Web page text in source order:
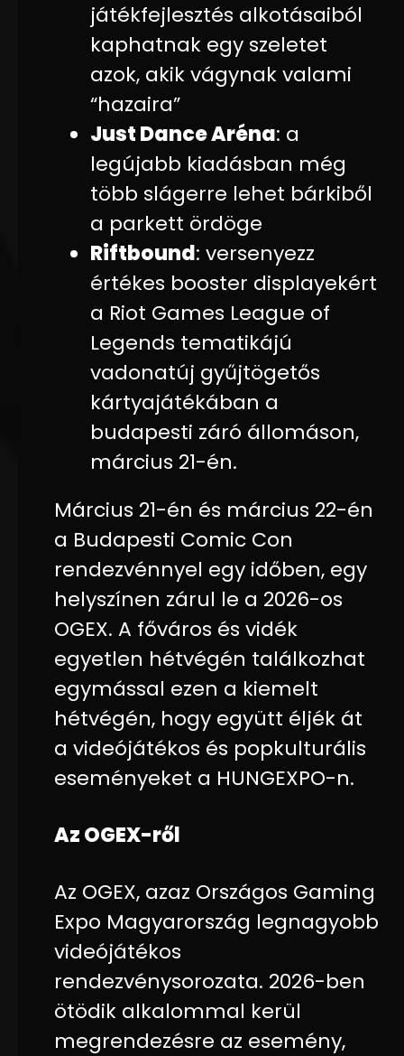
játékfejlesztés alkotásaiból
kaphatnak egy szeletet
azok, akik vágynak valami
“hazaira”
Just Dance Aréna: a
legújabb kiadásban még
több slágerre lehet bárkiből
a parkett ördöge
Riftbound: versenyezz
értékes booster displayekért
a Riot Games League of
Legends tematikájú
vadonatúj gyűjtögetős
kártyajátékában a
budapesti záró állomáson,
március 21-én.
Március 21-én és március 22-én
a Budapesti Comic Con
rendezvénnyel egy időben, egy
helyszínen zárul le a 2026-os
OGEX. A főváros és vidék
egyetlen hétvégén találkozhat
egymással ezen a kiemelt
hétvégén, hogy együtt éljék át
a videójátékos és popkulturális
eseményeket a HUNGEXPO-n.
Az OGEX-ről
Az OGEX, azaz Országos Gaming
Expo Magyarország legnagyobb
videójátékos
rendezvénysorozata. 2026-ben
ötödik alkalommal kerül
megrendezésre az esemény,